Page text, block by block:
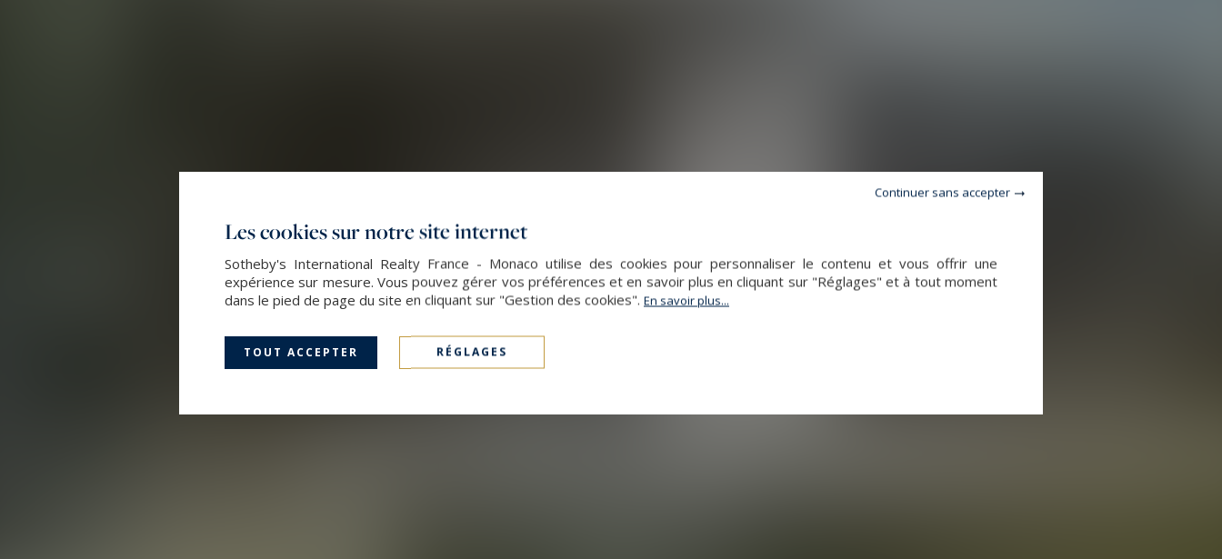
Les cookies sur notre site internet
Sotheby's International Realty France - Monaco utilise des cookies pour personnaliser le contenu et vous offrir une
expérience sur mesure. Vous pouvez gérer vos préférences et en savoir plus en cliquant sur "Réglages" et à tout moment
dans le pied de page du site en cliquant sur "Gestion des cookies". En savoir plus...
TOUT ACCEPTER RÉGLAGES
Continuer sans accepter